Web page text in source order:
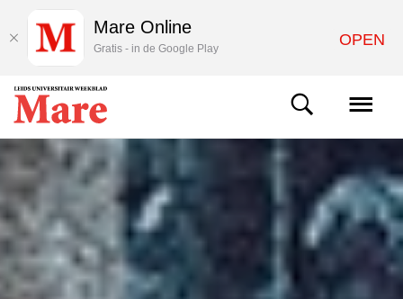
Mare Online
Gratis - in de Google Play OPEN